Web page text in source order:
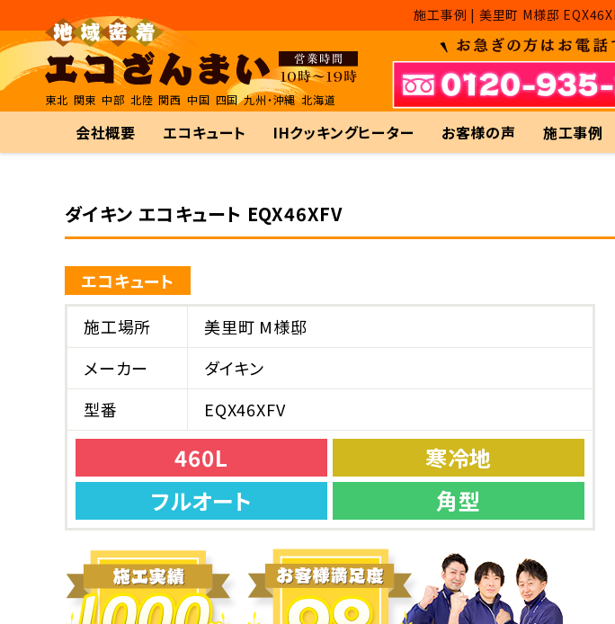
施工事例 | 美里町 M様邸
東北 関東 中部 北陸 関西 中国 四国 九州・沖縄 北海道
会社概要 エコキュート IHクッキングヒーター お客様の声 施工事例
ダイキン エコキュート EQX46XFV
エコキュート
施工場所
美里町 M様邸
メーカー
ダイキン
型番
EQX46XFV
460L
寒冷地
フルオート
角型